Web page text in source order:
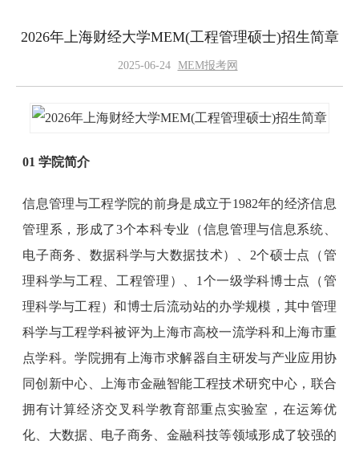
2026年上海财经大学MEM(工程管理硕士)招生简章
2025-06-24 MEM报考网
01 学院简介
信息管理与工程学院的前身是成立于1982年的经济信息
管理系，形成了3个本科专业（信息管理与信息系统、
电子商务、数据科学与大数据技术）、2个硕士点（管
理科学与工程、工程管理）、1个一级学科博士点（管
理科学与工程）和博士后流动站的办学规模，其中管理
科学与工程学科被评为上海市高校一流学科和上海市重
点学科。学院拥有上海市求解器自主研发与产业应用协
同创新中心、上海市金融智能工程技术研究中心，联合
拥有计算经济交叉科学教育部重点实验室，在运筹优
化、大数据、电子商务、金融科技等领域形成了较强的